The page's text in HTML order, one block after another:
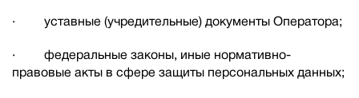
· уставные (учредительные) документы Оператора;
· федеральные законы, иные нормативно-
правовые акты в сфере защиты персональных данных;